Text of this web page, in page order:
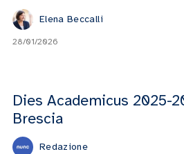
Elena Beccalli
28/01/2026
Dies Academicus 2025-
Brescia
Redazione